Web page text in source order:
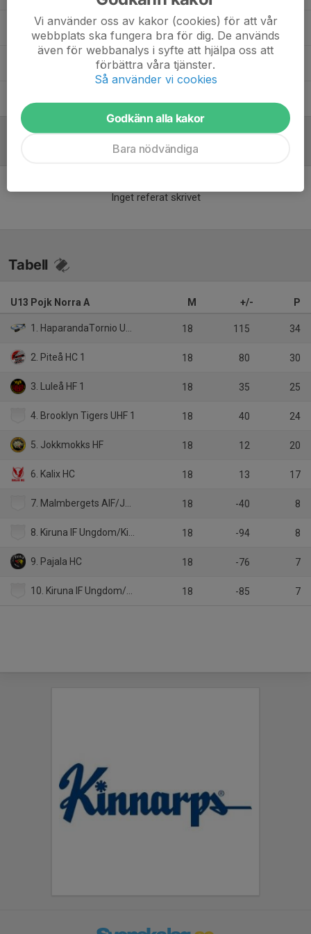
Fredrik Stenmark Tränare
Joakim BjörnströmHuvudtränare
Inget referat skrivet
Tabell
U13 Pojk Norra A M +/- P
1. HaparandaTornio UHC 18 115 34
2. Piteå HC 1 18 80 30
3. Luleå HF 1 18 35 25
4. Brooklyn Tigers UHF 1 18 40 24
5. Jokkmokks HF 18 12 20
6. Kalix HC 18 13 17
7. Malmbergets AIF/Jokkmokks HF 18 -40 8
8. Kiruna IF Ungdom/Kiruna IF 2 18 -94 8
9. Pajala HC 18 -76 7
10. Kiruna IF Ungdom/Kiruna IF 1 18 -85 7
Vi använder oss av kakor (cookies) för att vår
webbplats ska fungera bra för dig. De används
även för webbanalys i syfte att hjälpa oss att
förbättra våra tjänster.
Så använder vi cookies
Godkänn alla kakor
Bara nödvändiga